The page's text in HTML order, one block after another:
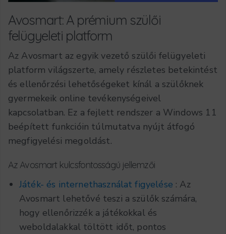
Avosmart: A prémium szülői
felügyeleti platform
Az Avosmart az egyik vezető szülői felügyeleti
platform világszerte, amely részletes betekintést
és ellenőrzési lehetőségeket kínál a szülőknek
gyermekeik online tevékenységeivel
kapcsolatban. Ez a fejlett rendszer a Windows 11
beépített funkcióin túlmutatva nyújt átfogó
megfigyelési megoldást.
Az Avosmart kulcsfontosságú jellemzői
Játék- és internethasználat figyelése : Az
Avosmart lehetővé teszi a szülők számára,
hogy ellenőrizzék a játékokkal és
weboldalakkal töltött időt, pontos